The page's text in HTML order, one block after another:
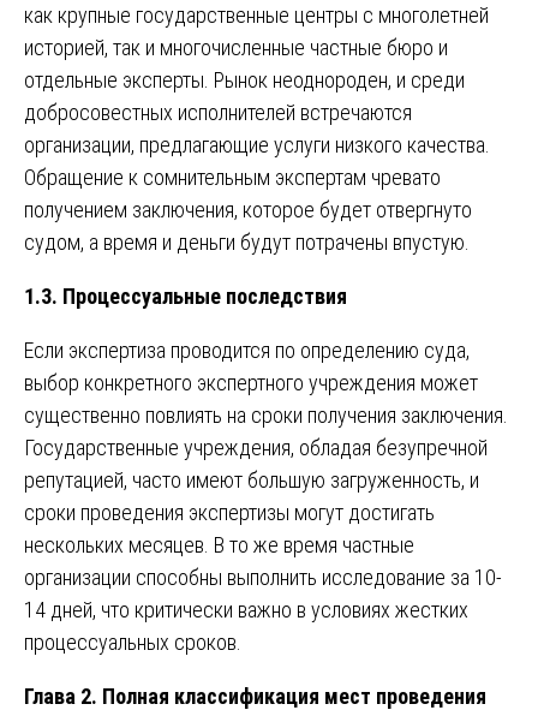
как крупные государственные центры с многолетней
историей, так и многочисленные частные бюро и
отдельные эксперты. Рынок неоднороден, и среди
добросовестных исполнителей встречаются
организации, предлагающие услуги низкого качества.
Обращение к сомнительным экспертам чревато
получением заключения, которое будет отвергнуто
судом, а время и деньги будут потрачены впустую.
1.3. Процессуальные последствия
Если экспертиза проводится по определению суда,
выбор конкретного экспертного учреждения может
существенно повлиять на сроки получения заключения.
Государственные учреждения, обладая безупречной
репутацией, часто имеют большую загруженность, и
сроки проведения экспертизы могут достигать
нескольких месяцев. В то же время частные
организации способны выполнить исследование за 10-
14 дней, что критически важно в условиях жестких
процессуальных сроков.
Глава 2. Полная классификация мест проведения